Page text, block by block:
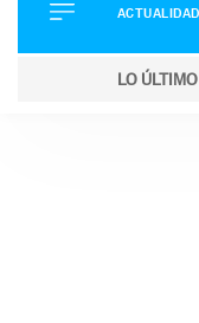
CONDUCIR
ACTUALIDAD
LO ÚLTIMO